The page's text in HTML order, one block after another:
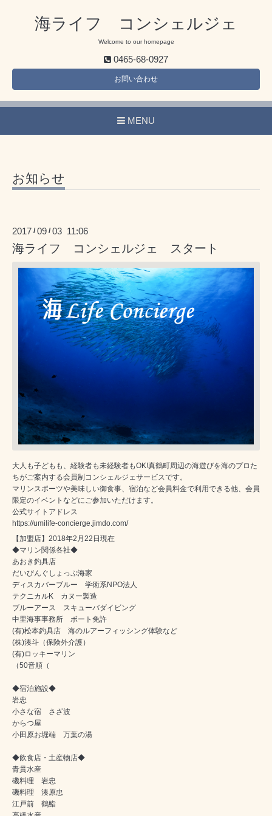
海ライフ コンシェルジェ
Welcome to our homepage
0465-68-0927
お問い合わせ
MENU
お知らせ
2017 /09 /03 11:06
海ライフ コンシェルジェ スタート
大人も子どもも、経験者も未経験者もOK!真鶴町周辺の海遊びを海のプロた
ちがご案内する会員制コンシェルジェサービスです。
マリンスポーツや美味しい御食事、宿泊など会員料金で利用できる他、会員
限定のイベントなどにご参加いただけます。
公式サイトアドレス
https://umilife-concierge.jimdo.com/
【加盟店】2018年2月22日現在
◆マリン関係各社◆
あおき釣具店
だいびんぐしょっぷ海家
ディスカバーブルー 学術系NPO法人
テクニカルK カヌー製造
ブルーアース スキューバダイビング
中里海事事務所 ボート免許
(有)松本釣具店 海のルアーフィッシング体験など
(株)湊斗（保険外介護）
(有)ロッキーマリン
（50音順（
◆宿泊施設◆
岩忠
小さな宿 さざ波
からつ屋
小田原お堀端 万葉の湯
◆飲食店・土産物店◆
青貫水産
磯料理 岩忠
磯料理 湊原忠
江戸前 鶴鮨